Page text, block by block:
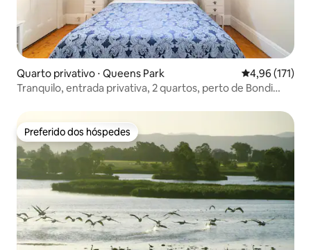
Quarto privativo ⋅ Queens Park 4,96 de uma
4,96 (171)
Tranquilo, entrada privativa, 2 quartos, perto de Bondi
Preferido dos hóspedes
Preferido dos hóspedes